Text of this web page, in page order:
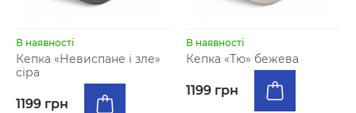
В наявності
Кепка «Невиспане і зле»
сіра
1199 грн
В наявності
Кепка «Тю» бежева
1199 грн